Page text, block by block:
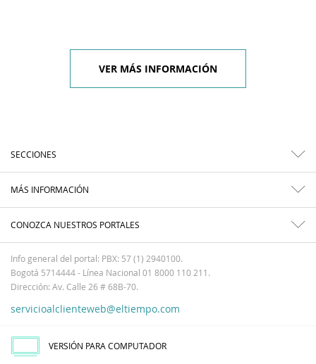
VER MÁS INFORMACIÓN
SECCIONES
MÁS INFORMACIÓN
CONOZCA NUESTROS PORTALES
Info general del portal: PBX: 57 (1) 2940100.
Bogotá 5714444 - Línea Nacional 01 8000 110 211.
Dirección: Av. Calle 26 # 68B-70.
servicioalclienteweb@eltiempo.com
VERSIÓN PARA COMPUTADOR